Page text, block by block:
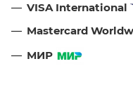
VISA International
Mastercard
МИР